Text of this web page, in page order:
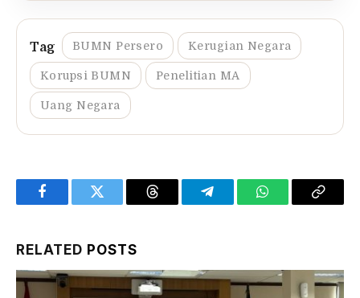
BUMN Persero Kerugian Negara
Korupsi BUMN Penelitian MA
Uang Negara
FacebookTwitter Threads TelegramWhatsAppCopy
RELATED POSTS